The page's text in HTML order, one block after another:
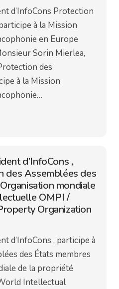
d’InfoCons Protection
à la Mission
en Europe
Sorin Mierlea,
des
à la Mission
d’InfoCons ,
des Assemblées des
mondiale
OMPI /
Organization
d’InfoCons , participe à
des États membres
de la propriété
Intellectual